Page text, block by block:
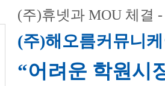
(주)휴넷과 MOU 체결
(주)해오름커뮤니
“어려운 학원시